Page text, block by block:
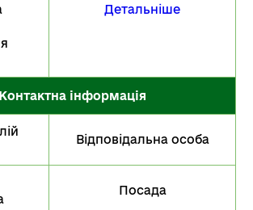
Детальніше
Контактна інформація
Відповідальна особа
Посада